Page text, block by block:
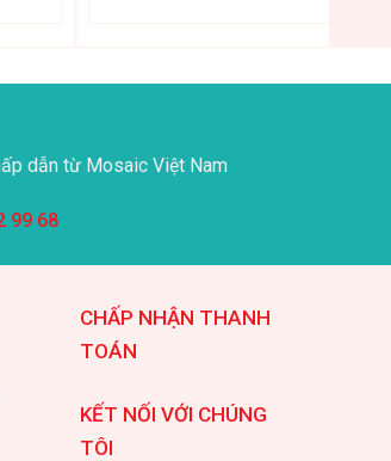
dẫn từ Mosaic Việt Nam
99 68
CHẤP NHẬN THANH
TOÁN
KẾT NỐI VỚI CHÚNG
TÔI